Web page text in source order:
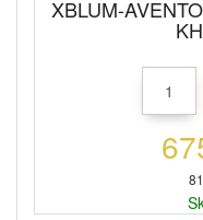
XBLUM-